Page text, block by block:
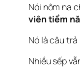
Nói nôm na
viên tiềm
Nó là câu
Nhiều sếp